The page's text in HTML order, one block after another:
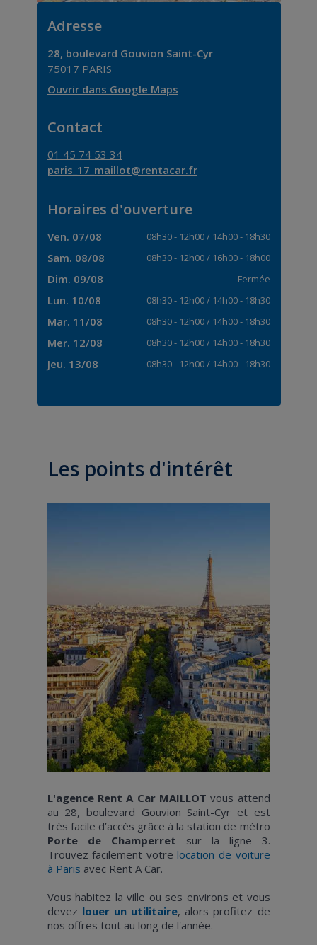
Adresse
28, boulevard Gouvion Saint-Cyr
75017 PARIS
Ouvrir dans Google Maps
Contact
01 45 74 53 34
paris_17_maillot@rentacar.fr
Horaires d'ouverture
Ven. 07/08 08h30- 12h00/ 14h00- 18h30
Sam. 08/08 08h30- 12h00/ 16h00- 18h00
Dim. 09/08 Fermée
Lun. 10/08 08h30- 12h00/ 14h00- 18h30
Mar. 11/08 08h30- 12h00/ 14h00- 18h30
Mer. 12/08 08h30- 12h00/ 14h00- 18h30
Jeu. 13/08 08h30- 12h00/ 14h00- 18h30
Les points d'intérêt
L'agence Rent A Car MAILLOT vous attend
au 28, boulevard Gouvion Saint-Cyr et est
très facile d’accès grâce à la station de métro
Porte de Champerret sur la ligne 3.
Trouvez facilement votrelocation de voiture
à Paris avec Rent A Car.
Vous habitez la ville ou ses environs et vous
devez louer un utilitaire, alors profitez de
nos offres tout au long de l'année.